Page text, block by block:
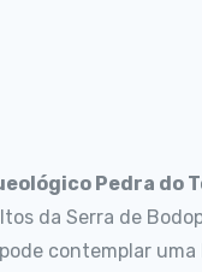
Pedra do
da Serra de
contemplar